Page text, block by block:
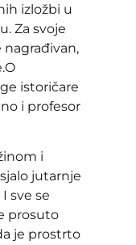
izložbi u
Za svoje
nagrađivan,
istoričare
i profesor
i
jutarnje
sve se
prosuto
je prostrto